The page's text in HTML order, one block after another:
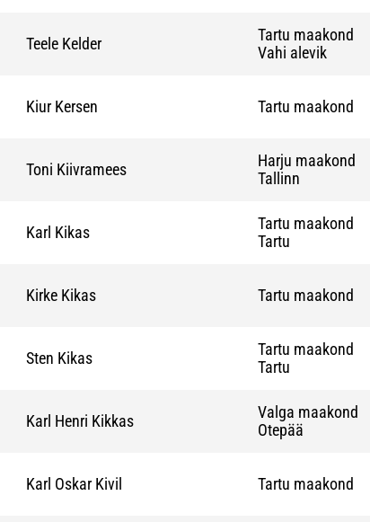
Teele Kelder
Tartu maakond
Vahi alevik
Kiur Kersen Tartu maakond
Toni Kiivramees
Harju maakond
Tallinn
Karl Kikas
Tartu maakond
Tartu
Kirke Kikas Tartu maakond
Sten Kikas
Tartu maakond
Tartu
Karl Henri Kikkas
Valga maakond
Otepää
Karl Oskar Kivil Tartu maakond